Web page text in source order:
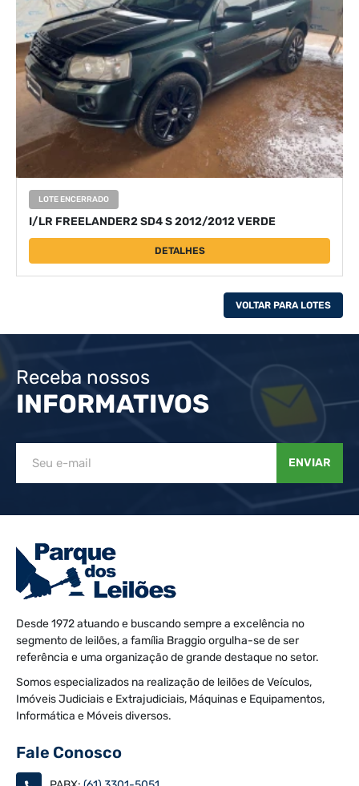
LOTE ENCERRADO
I/LR FREELANDER2 SD4 S 2012/2012 VERDE
DETALHES
VOLTAR PARA LOTES
Receba nossos
INFORMATIVOS
ENVIAR
Desde 1972 atuando e buscando sempre a excelência no
segmento de leilões, a família Braggio orgulha-se de ser
referência e uma organização de grande destaque no setor.
Somos especializados na realização de leilões de Veículos,
Imóveis Judiciais e Extrajudiciais, Máquinas e Equipamentos,
Informática e Móveis diversos.
Fale Conosco